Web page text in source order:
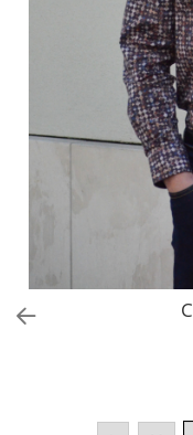
Tricouri si topuri
Rochii de eveniment